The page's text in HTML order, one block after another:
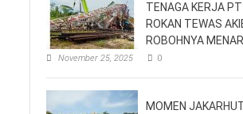
TENAGA KERJA
ROKAN TEWAS
ROBOHNYA
November 25, 2025 0
MOMEN